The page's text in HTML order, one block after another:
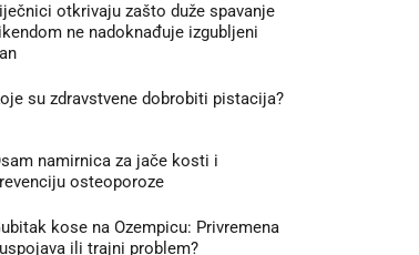
otkrivaju zašto duže spavanje
ne nadoknađuje izgubljeni
su zdravstvene dobrobiti pistacija?
namirnica za jače kosti i
osteoporoze
kose na Ozempicu: Privremena
ili trajni problem?